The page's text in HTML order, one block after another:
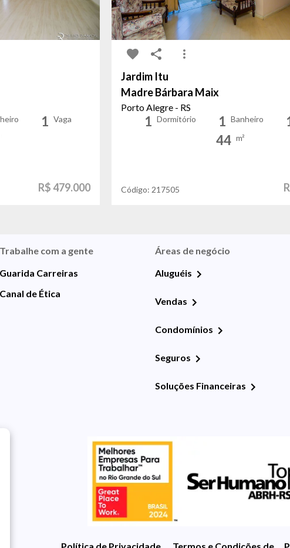
1 Vaga
R$ 479.000
Jardim Itu
Madre Bárbara Maix
Porto Alegre - RS
1 Dormitório 1 Banheiro
44 m²
Código: 217505
Trabalhe com a gente
Guarida Carreiras
Canal de Ética
Áreas de negócio
Aluguéis
Vendas
Condomínios
Seguros
Soluções Financeiras
Política de Privacidade Termos e Condições de